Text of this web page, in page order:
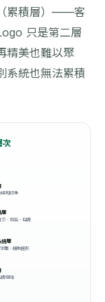
（累積層）——客
只是第二層
精美也難以聚
系統也無法累積
總和印象
層
交、包裝、招牌
統層
體、輔助圖形
牌個性